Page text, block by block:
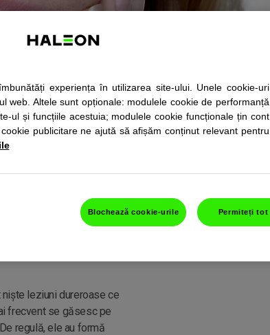
leziuni dureroase ce
frecvent se găsesc pe
regulă, ele au formă
experiența în utilizarea site-ului. Unele cookie-uri
web. Altele sunt opționale: modulele cookie de performanță
ul și funcțiile acestuia; modulele cookie funcționale țin cont
publicitare ne ajută să afișăm conținut relevant pentru
Blochează cookie-urile Permiteți tot